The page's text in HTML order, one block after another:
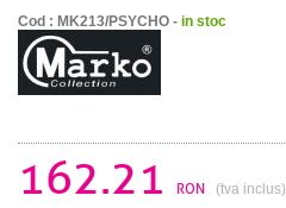
Cod : MK213/PSYCHO - in stoc
162.21 RON (tva inclus)